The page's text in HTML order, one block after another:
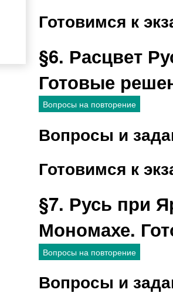
Готовимся к
§6. Расцвет
Готовые
Вопросы на повторение
Вопросы и
Готовимся к
§7. Русь при
Мономахе.
Вопросы на повторение
Вопросы и